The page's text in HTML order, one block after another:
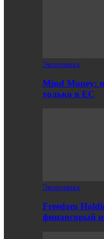
Экономика
Mind Money:
только в ЕС
Экономика
Freedom
финансовый